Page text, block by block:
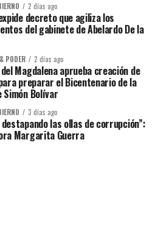
2 días ago
decreto que agiliza los
del gabinete de Abelardo De la
PODER 2 días ago
Magdalena aprueba creación de
preparar el Bicentenario de la
Simón Bolívar
3 días ago
las ollas de corrupción”:
Margarita Guerra